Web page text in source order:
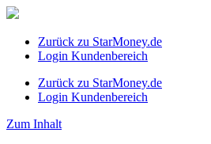
Zurück zu StarMoney.de
Login Kundenbereich
Zurück zu StarMoney.de
Login Kundenbereich
Zum Inhalt